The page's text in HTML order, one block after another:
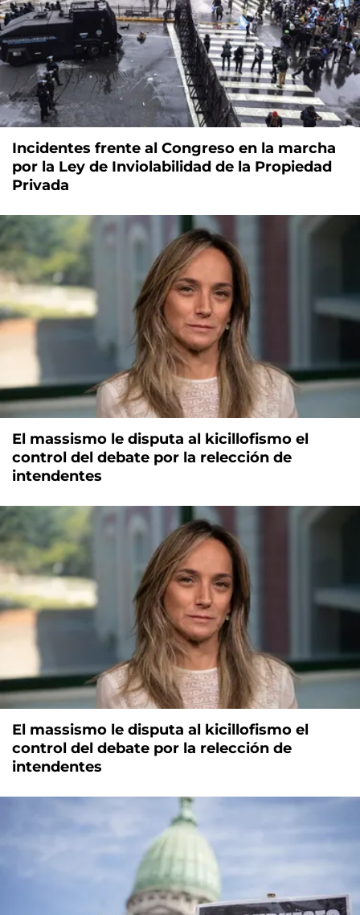
Incidentes frente al Congreso en la marcha
por la Ley de Inviolabilidad de la Propiedad
Privada
El massismo le disputa al kicillofismo el
control del debate por la relección de
intendentes
El massismo le disputa al kicillofismo el
control del debate por la relección de
intendentes